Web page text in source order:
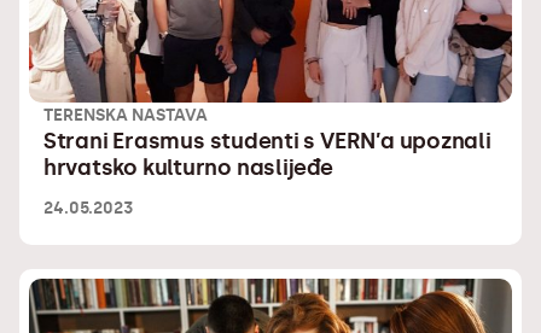
TERENSKA NASTAVA
Strani Erasmus studenti s VERN’a upoznali
hrvatsko kulturno naslijeđe
24.05.2023